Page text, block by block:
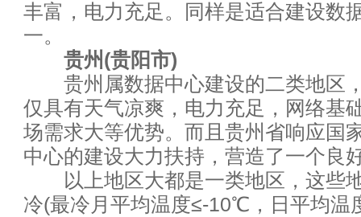
成功的安全分析你需要注意这
没有IT流程文档 企业将为IT所“
网络安全：要通过去，晓未来
让IT安全人员夜不能寐的11个
人工智能、机器学习、深度学
丰富，电力充足。同样是适合建设数
一。
贵州(贵阳市)
贵州属数据中心建设的二类地区
仅具有天气凉爽，电力充足，网络基
场需求大等优势。而且贵州省响应国
中心的建设大力扶持，营造了一个良
以上地区大都是一类地区，这些
冷(最冷月平均温度≤-10℃，日平均温